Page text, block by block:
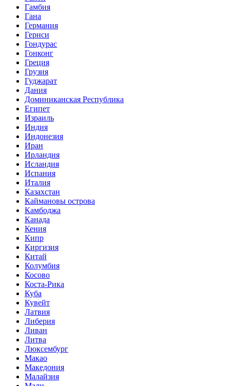
Гамбия
Гана
Германия
Гернси
Гондурас
Гонконг
Греция
Грузия
Гуджарат
Дания
Доминиканская Республика
Египет
Израиль
Индия
Индонезия
Иран
Ирландия
Исландия
Испания
Италия
Казахстан
Каймановы острова
Камбоджа
Канада
Кения
Кипр
Киргизия
Китай
Колумбия
Косово
Коста-Рика
Куба
Кувейт
Латвия
Либерия
Ливан
Литва
Люксембург
Макао
Македония
Малайзия